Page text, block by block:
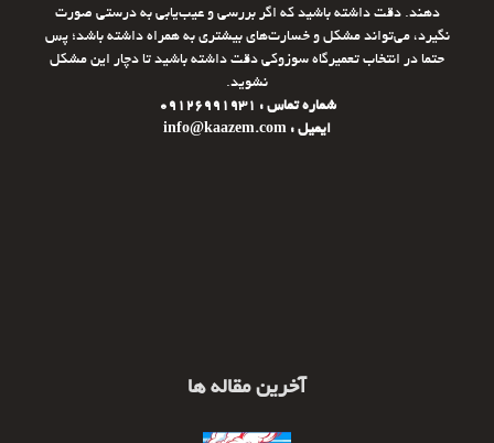
دهند. دقت داشته باشید که اگر بررسی و عیب‌یابی به درستی صورت
نگیرد، می‌تواند مشکل و خسارت‌های بیشتری به همراه داشته باشد؛ پس
حتما در انتخاب تعمیرگاه سوزوکی دقت داشته باشید تا دچار این مشکل
نشوید.
شماره تماس : 09126991931
ایمیل : info@kaazem.com
آخرین مقاله ها